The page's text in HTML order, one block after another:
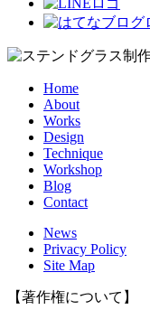
Home
About
Works
Design
Technique
Workshop
Blog
Contact
News
Privacy Policy
Site Map
【著作権について】